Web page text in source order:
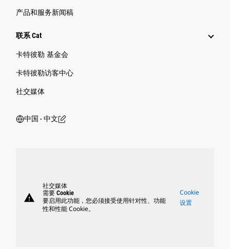
产品和服务新闻稿
联系 Cat
卡特彼勒 基金会
卡特彼勒访客中心
社交媒体
中国 ‧ 中文
warning
社交媒体
需要 Cookie
要启用此功能，您必须接受使用针对性、功能
性和性能 Cookie。
Cookie
设置